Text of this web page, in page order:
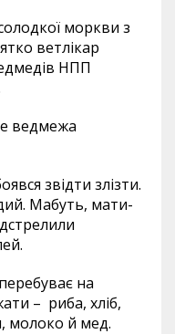
моркви з
ветлікар
НПП
ведмежа
звідти злізти.
Мабуть, мати-
на
– риба, хліб,
молоко й мед.